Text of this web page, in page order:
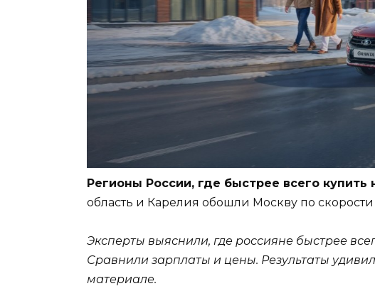
Регионы России, где быстрее всего купить
область и Карелия обошли Москву по
Эксперты выяснили, где россияне быстрее
Сравнили зарплаты и цены. Результаты
материале.